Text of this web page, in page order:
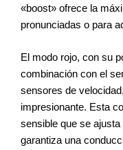
«boost» ofrece la
pronunciadas o para
El modo rojo, con su
combinación con el
sensores de
impresionante. Esta
sensible que se
garantiza una